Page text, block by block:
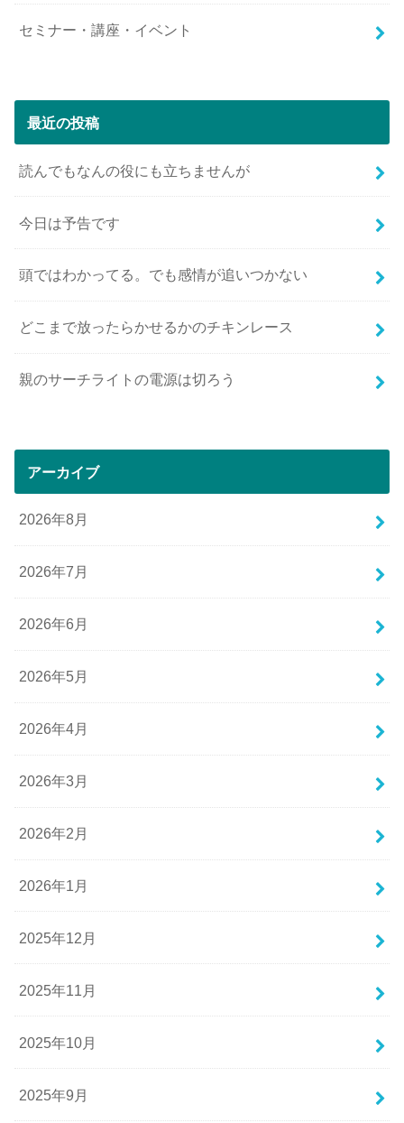
セミナー・講座・イベント
最近の投稿
読んでもなんの役にも立ちませんが
今日は予告です
頭ではわかってる。でも感情が追いつかない
どこまで放ったらかせるかのチキンレース
親のサーチライトの電源は切ろう
アーカイブ
2026年8月
2026年7月
2026年6月
2026年5月
2026年4月
2026年3月
2026年2月
2026年1月
2025年12月
2025年11月
2025年10月
2025年9月